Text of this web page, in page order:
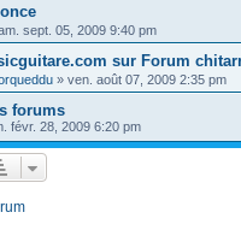
sept. 05, 2009 9:40 pm
sur Forum
» ven. août 07, 2009 2:35 pm
forums
févr. 28, 2009 6:20 pm